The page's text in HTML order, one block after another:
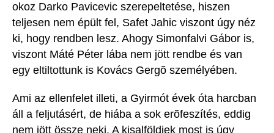
okoz Darko Pavicevic szerepeltetése, hiszen
teljesen nem épült fel, Safet Jahic viszont úgy néz
ki, hogy rendben lesz. Ahogy Simonfalvi Gábor is,
viszont Máté Péter lába nem jött rendbe és van
egy eltiltottunk is Kovács Gergõ személyében.
Ami az ellenfelet illeti, a Gyirmót évek óta harcban
áll a feljutásért, de hiába a sok erõfeszítés, eddig
nem jött össze neki. A kisalföldiek most is úgy